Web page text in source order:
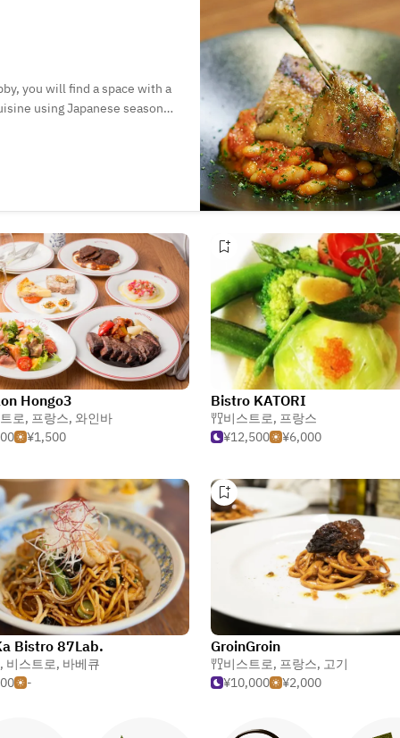
you will find a space with a
using Japanese seasonal
Hongo3
로, 프랑스, 와인바
¥1,500
Bistro KATORI
비스트로, 프랑스
¥12,500
¥6,000
Bistro 87Lab.
, 비스트로, 바베큐
-
GroinGroin
비스트로, 프랑스, 고기
¥10,000
¥2,000